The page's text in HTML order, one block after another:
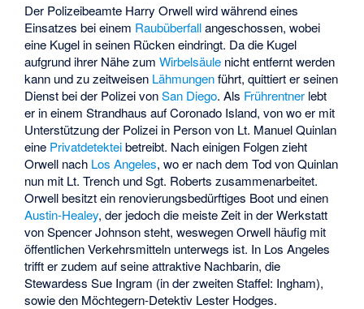
Der Polizeibeamte Harry Orwell wird während eines
Einsatzes bei einem Raubüberfallangeschossen, wobei
eine Kugel in seinen Rücken eindringt. Da die Kugel
aufgrund ihrer Nähe zumWirbelsäule nicht entfernt werden
kann und zu zeitweisen Lähmungenführt, quittiert er seinen
Dienst bei der Polizei vonSan Diego. Als Frührentner lebt
er in einem Strandhaus auf Coronado Island, von wo er mit
Unterstützung der Polizei in Person von Lt. Manuel Quinlan
eine Privatdetekteibetreibt. Nach einigen Folgen zieht
Orwell nach Los Angeles, wo er nach dem Tod von Quinlan
nun mit Lt. Trench und Sgt. Roberts zusammenarbeitet.
Orwell besitzt ein renovierungsbedürftiges Boot und einen
Austin-Healey, der jedoch die meiste Zeit in der Werkstatt
von Spencer Johnson steht, weswegen Orwell häufig mit
öffentlichen Verkehrsmitteln unterwegs ist. In Los Angeles
trifft er zudem auf seine attraktive Nachbarin, die
Stewardess Sue Ingram (in der zweiten Staffel: Ingham),
sowie den Möchtegern-Detektiv Lester Hodges.